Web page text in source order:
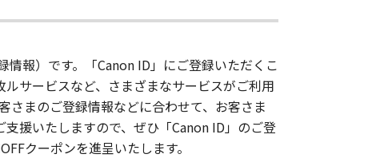
情報）です。「Canon ID」にご登録いただくこ
サービスなど、さまざまなサービスがご利用
さまのご登録情報などに合わせて、お客さま
援いたしますので、ぜひ「Canon ID」のご登
クーポンを進呈いたします。